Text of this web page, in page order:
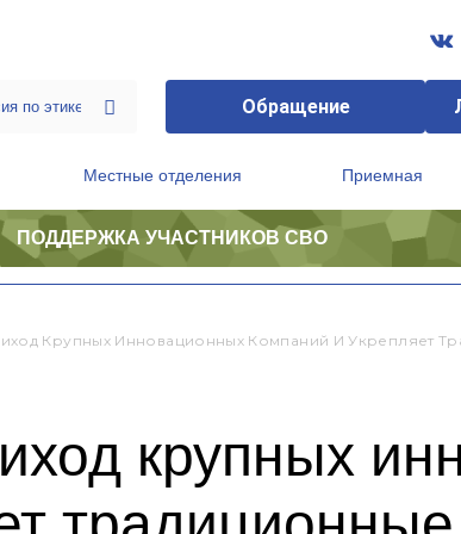
Обращение
Местные отделения Приемная
ПОДДЕРЖКА УЧАСТНИКОВ СВО
Крупных Инновационных Компаний И Укрепляет
крупных